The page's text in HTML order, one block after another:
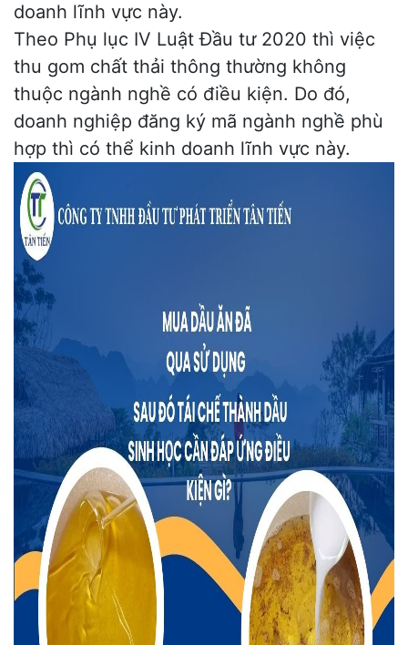
doanh lĩnh vực này.
Theo Phụ lục IV Luật Đầu tư 2020 thì việc
thu gom chất thải thông thường không
thuộc ngành nghề có điều kiện. Do đó,
doanh nghiệp đăng ký mã ngành nghề phù
hợp thì có thể kinh doanh lĩnh vực này.